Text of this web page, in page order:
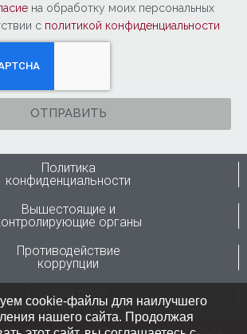
на обработку моих персональных
с политикой конфиденциальности
ОТПРАВИТЬ
Политика
конфиденциальности
Вышестоящие и
органы
Противодействие
коррупции
Горячая линия
Минздрава России
cookie-файлы для наилучшего
нашего сайта. Продолжая